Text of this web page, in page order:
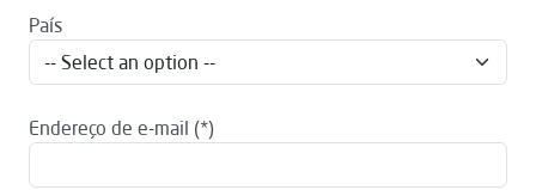
País
Endereço de e-mail